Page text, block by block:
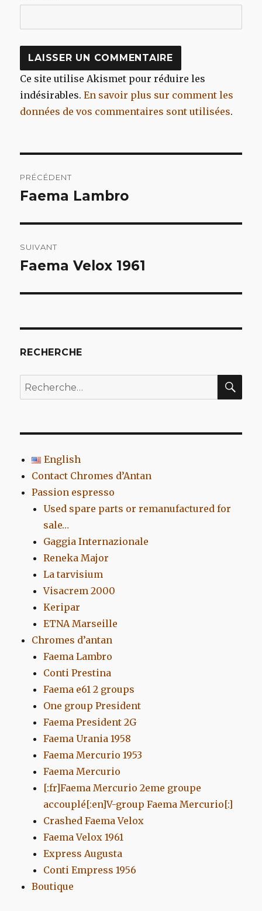
Ce site utilise Akismet pour réduire les
indésirables.En savoir plus sur comment les
données de vos commentaires sont utilisées.
de
PRÉCÉDENT
Article
Faema Lambro
SUIVANT
Article
Faema Velox 1961
RECHERCHE
Recherche
pour
English
Contact Chromes d’Antan
Passion espresso
Used spare parts or remanufactured for
sale…
Gaggia Internazionale
Reneka Major
La tarvisium
Visacrem 2000
Keripar
ETNA Marseille
Chromes d’antan
Faema Lambro
Conti Prestina
Faema e61 2 groups
One group President
Faema President 2G
Faema Urania 1958
Faema Mercurio 1953
Faema Mercurio
[:fr]Faema Mercurio 2eme groupe
accouplé[:en]V-group Faema Mercurio[:]
Crashed Faema Velox
Faema Velox 1961
Express Augusta
Conti Empress 1956
Boutique